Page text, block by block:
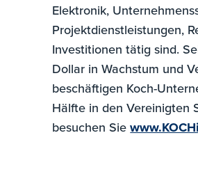
Elektronik,
Projektdienstleistungen,
Investitionen tätig sind.
Dollar in Wachstum und
beschäftigen Koch-
Hälfte in den Vereinigten
besuchen Sie